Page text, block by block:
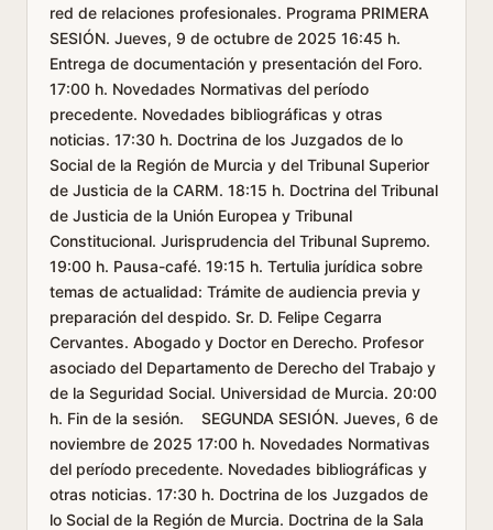
red de relaciones profesionales. Programa PRIMERA
SESIÓN. Jueves, 9 de octubre de 2025 16:45 h.
Entrega de documentación y presentación del Foro.
17:00 h. Novedades Normativas del período
precedente. Novedades bibliográficas y otras
noticias. 17:30 h. Doctrina de los Juzgados de lo
Social de la Región de Murcia y del Tribunal Superior
de Justicia de la CARM. 18:15 h. Doctrina del Tribunal
de Justicia de la Unión Europea y Tribunal
Constitucional. Jurisprudencia del Tribunal Supremo.
19:00 h. Pausa-café. 19:15 h. Tertulia jurídica sobre
temas de actualidad: Trámite de audiencia previa y
preparación del despido. Sr. D. Felipe Cegarra
Cervantes. Abogado y Doctor en Derecho. Profesor
asociado del Departamento de Derecho del Trabajo y
de la Seguridad Social. Universidad de Murcia. 20:00
h. Fin de la sesión. SEGUNDA SESIÓN. Jueves, 6 de
noviembre de 2025 17:00 h. Novedades Normativas
del período precedente. Novedades bibliográficas y
otras noticias. 17:30 h. Doctrina de los Juzgados de
lo Social de la Región de Murcia. Doctrina de la Sala